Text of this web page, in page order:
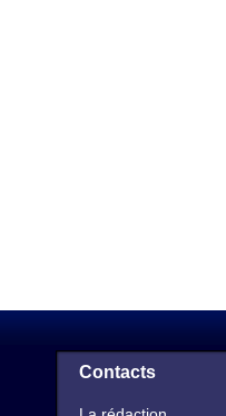
Contacts